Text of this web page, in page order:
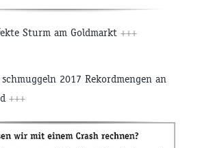
Sturm am Goldmarkt +++
2017 Rekordmengen an
+++